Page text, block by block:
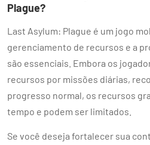
Plague?
Last Asylum: Plague é um jogo
gerenciamento de recursos e a
são essenciais. Embora os
recursos por missões diárias,
progresso normal, os recursos
tempo e podem ser limitados.
Se você deseja fortalecer sua